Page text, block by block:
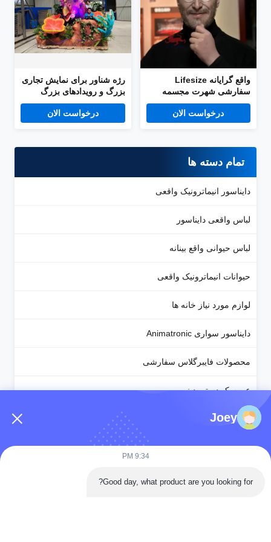
واقع گرایانه Lifesize
سفارشی شهرت مجسمه
سیلیکون موم شکل برای
درخواست الان
رژه شناور برای نمایش تجاری
بزرگ و رویدادهای بزرگ
درخواست الان
تمام دسته ها
دایناسور انیماترونیک واقعی
لباس واقعی دایناسور
لباس حیوانی واقع بینانه
حیوانات انیماترونیک واقعی
لوازم مورد نیاز خانه ها
دایناسور سواری Animatronic
محصولات فایبرگلاس سفارشی
عروسک دستی دینو
لوازم تزئینی هالووین
اژدهای انیماترونیک
Joey
9:34 PM
Good day, what product are you looking for?